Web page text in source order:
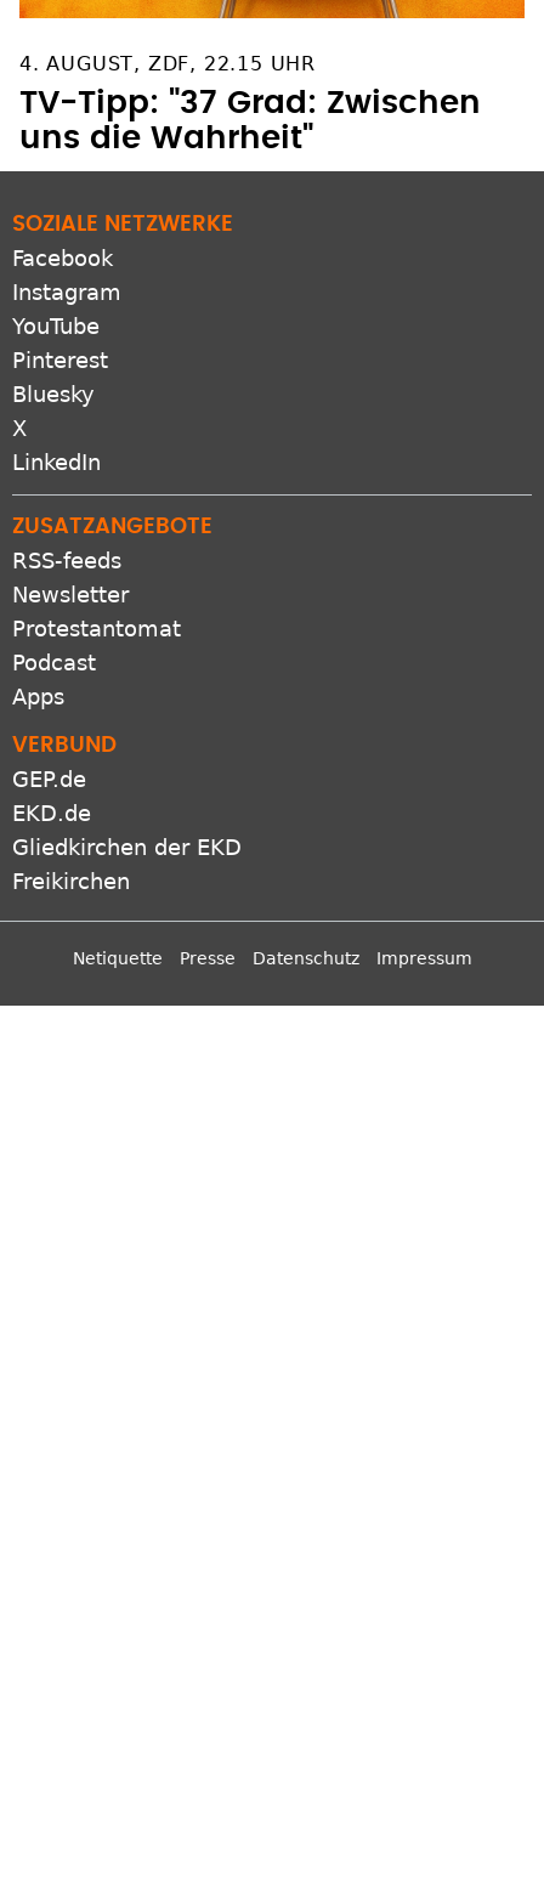
4. AUGUST, ZDF, 22.15 UHR
TV-Tipp: "37 Grad: Zwischen
uns die Wahrheit"
SOZIALE NETZWERKE
Facebook
Instagram
YouTube
Pinterest
Bluesky
X
LinkedIn
ZUSATZANGEBOTE
RSS-feeds
Newsletter
Protestantomat
Podcast
Apps
VERBUND
GEP.de
EKD.de
Gliedkirchen der EKD
Freikirchen
Netiquette Presse Datenschutz Impressum